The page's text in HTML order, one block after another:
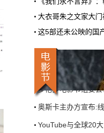
近日，吉卜力工
在家的网友们开
狸猫》和《记忆中
4月29日 13:12:09
儿童恐怖历险小
真人剧集
人剧集，该剧将由
大衣哥朱之文家大
这5部还未公映的国
奥斯卡主办方宣布:
YouTube与全球20
第70届德国电影劳